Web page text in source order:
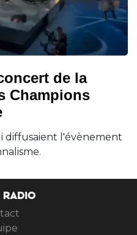
de la
Champions
diffusaient l'évènement